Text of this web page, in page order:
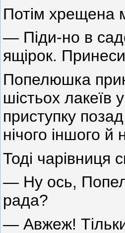
Потім хрещена
— Піди-но в
ящірок. Принеси
Попелюшка
шістьох лакеїв
приступку
нічого іншого й
Тоді чарівниця
— Ну ось,
рада?
— Авжеж!